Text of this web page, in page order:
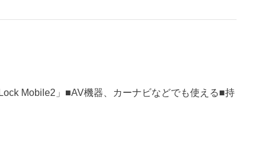
Mobile2」■AV機器、カーナビなどでも使える■持